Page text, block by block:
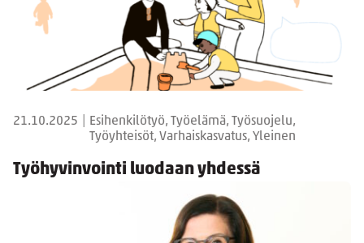
21.10.2025
Esihenkilötyö, Työelämä, Työsuojelu,
Työyhteisöt, Varhaiskasvatus, Yleinen
Työhyvinvointi luodaan yhdessä